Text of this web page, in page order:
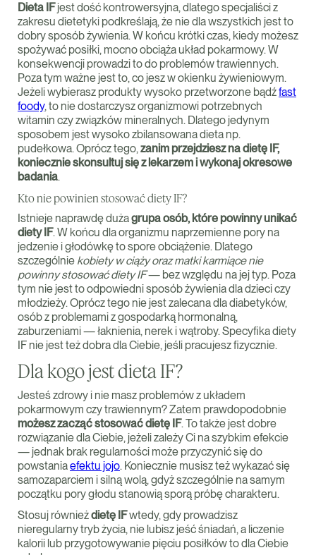
Dieta IFjest dość kontrowersyjna, dlatego specjaliści z
zakresu dietetyki podkreślają, że nie dla wszystkich jest to
dobry sposób żywienia. W końcu krótki czas, kiedy możesz
spożywać posiłki, mocno obciąża układ pokarmowy. W
konsekwencji prowadzi to do problemów trawiennych.
Poza tym ważne jest to, co jesz w okienku żywieniowym.
Jeżeli wybierasz produkty wysoko przetworzone bądźfast
foody, to nie dostarczysz organizmowi potrzebnych
witamin czy związków mineralnych. Dlatego jedynym
sposobem jest wysoko zbilansowana dieta np.
pudełkowa. Oprócz tego,zanim przejdziesz na dietę IF,
koniecznie skonsultuj się z lekarzem i wykonaj okresowe
badania.
Kto nie powinien stosować diety IF?
Istnieje naprawdę dużagrupa osób, które powinny unikać
diety IF. W końcu dla organizmu naprzemienne pory na
jedzenie i głodówkę to spore obciążenie. Dlatego
szczególnie kobiety w ciąży oraz matki karmiące nie
powinny stosować diety IF— bez względu na jej typ. Poza
tym nie jest to odpowiedni sposób żywienia dla dzieci czy
młodzieży. Oprócz tego nie jest zalecana dla diabetyków,
osób z problemami z gospodarką hormonalną,
zaburzeniami — łaknienia, nerek i wątroby. Specyfika diety
IF nie jest też dobra dla Ciebie, jeśli pracujesz fizycznie.
Dla kogo jest dieta IF?
Jesteś zdrowy i nie masz problemów z układem
pokarmowym czy trawiennym? Zatem prawdopodobnie
możesz zacząć stosować dietę IF. To także jest dobre
rozwiązanie dla Ciebie, jeżeli zależy Ci na szybkim efekcie
— jednak brak regularności może przyczynić się do
powstaniaefektu jojo. Koniecznie musisz też wykazać się
samozaparciem i silną wolą, gdyż szczególnie na samym
początku pory głodu stanowią sporą próbę charakteru.
Stosuj równieżdietę IFwtedy, gdy prowadzisz
nieregularny tryb życia, nie lubisz jeść śniadań, a liczenie
kalorii lub przygotowywanie pięciu posiłków to dla Ciebie